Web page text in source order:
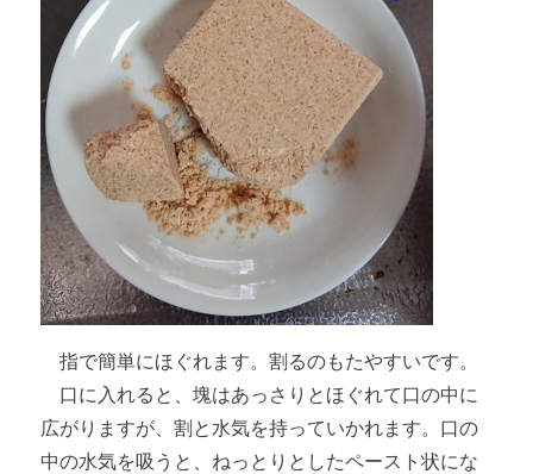
指で簡単にほぐれます。割るのもたやすいです。
口に入れると、塊はあっさりとほぐれて口の中に
広がりますが、割と水気を持っていかれます。口の
中の水気を吸うと、ねっとりとしたペースト状にな